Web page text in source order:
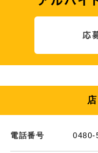
電話番号 0480-